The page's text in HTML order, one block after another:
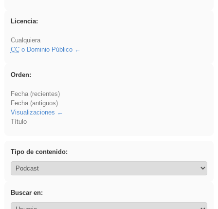
Licencia:
Cualquiera
CCo Dominio Público
Orden:
Fecha (recientes)
Fecha (antiguos)
Visualizaciones
Título
Tipo de contenido:
Buscar en: